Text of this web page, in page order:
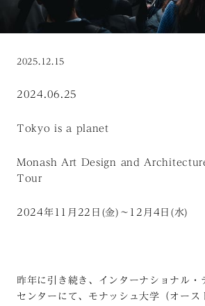
2025.12.15
2024.06.25
Tokyo is a planet
Monash Art Design and
Tour
2024年11月22日(金)〜12月4日(水)
昨年に引き続き、インターナショナル・
センターにて、モナッシュ大学（オース